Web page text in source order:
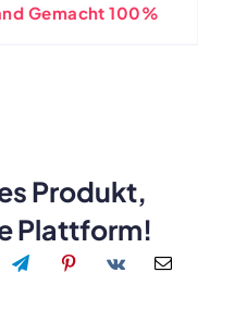
Gemacht 100%
Produkt,
Plattform!